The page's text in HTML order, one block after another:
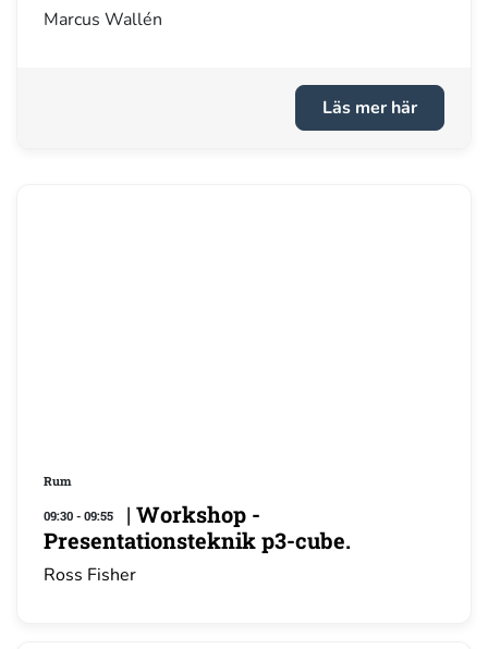
Marcus Wallén
Läs mer här
Rum
09:30 - 09:55 | Workshop -
Presentationsteknik p3-cube.
Ross Fisher